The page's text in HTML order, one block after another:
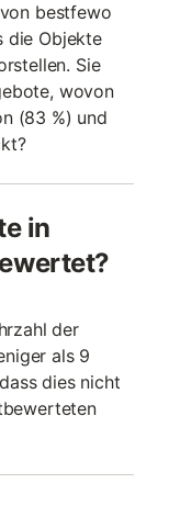
bestfewo
die Objekte
Sie
wovon
(83 %) und
in
der
als 9
dies nicht